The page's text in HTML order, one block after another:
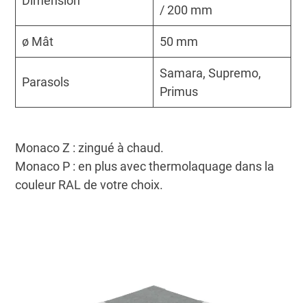
/ 200 mm
ø Mât 50 mm
Parasols
Samara, Supremo,
Primus
Monaco Z : zingué à chaud.
Monaco P : en plus avec thermolaquage dans la
couleur RAL de votre choix.